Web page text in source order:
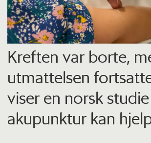
Kreften var borte,
utmattelsen
viser en norsk
akupunktur kan